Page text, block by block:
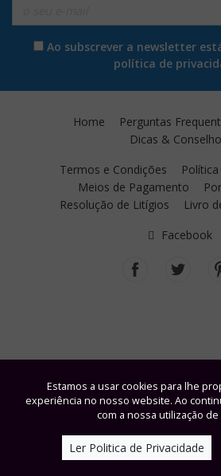
Estamos a usar cookies para lhe
experiência no nosso website. Ao
com a nossa utilização de
Ler Politica de Privacidade
Ao subscrever a newsletter
política de
Home Perguntas
Dicas &
Termos e Condições
Meios de Pagamento
Resolução de Litígios
Livro
Facebook
© Fisiobel - Cosmética Profissional, Lda. |